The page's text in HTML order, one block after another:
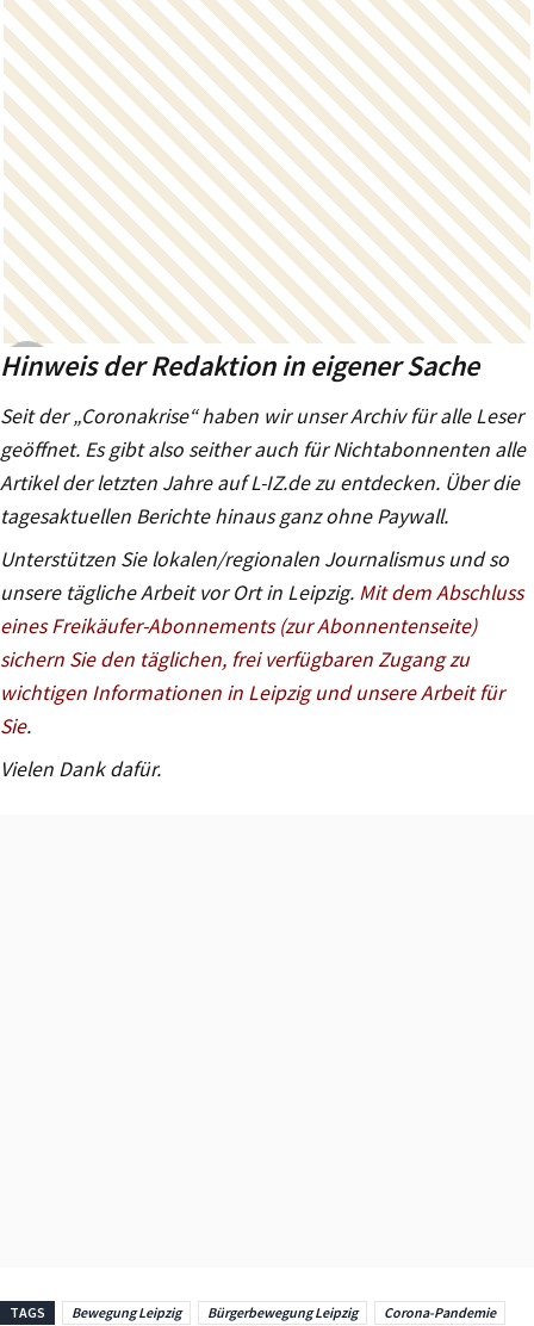
Hinweis der Redaktion in eigener Sache
Seit der „Coronakrise“ haben wir unser Archiv für alle Leser
geöffnet. Es gibt also seither auch für Nichtabonnenten alle
Artikel der letzten Jahre auf L-IZ.de zu entdecken. Über die
tagesaktuellen Berichte hinaus ganz ohne Paywall.
Unterstützen Sie lokalen/regionalen Journalismus und so
unsere tägliche Arbeit vor Ort in Leipzig. Mit dem Abschluss
eines Freikäufer-Abonnements (zur Abonnentenseite)
sichern Sie den täglichen, frei verfügbaren Zugang zu
wichtigen Informationen in Leipzig und unsere Arbeit für
Sie.
Vielen Dank dafür.
TAGS Bewegung Leipzig Bürgerbewegung Leipzig Corona-Pandemie